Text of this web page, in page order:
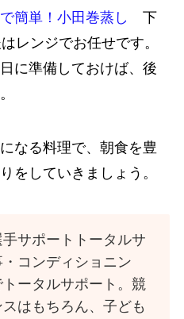
簡単！小田巻蒸し
下
レンジでお任せです。
に準備しておけば、後
なる料理で、朝食を豊
をしていきましょう。
サポートトータルサ
コンディショニン
ータルサポート。競
はもちろん、子ども